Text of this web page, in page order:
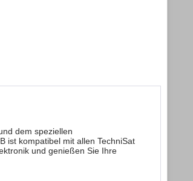
dem speziellen
ist kompatibel mit allen TechniSat
und genießen Sie Ihre